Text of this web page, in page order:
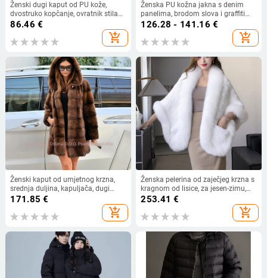
Ženski dugi kaput od PU kože,
dvostruko kopčanje, ovratnik stila
sakoa, poliester tkanina, duljina
86.46 €
add_shopping_cart
Ženska PU kožna jakna s denim
panelima, brodom slova i graffiti
uzorci — gradski stil, jesen 2025,
126.28 - 141.16 €
add_shopping_cart
Ženski kaput od umjetnog krzna,
srednja duljina, kapuljača, dugi
rukavi, elegantan stil
171.85 €
add_shopping_cart
Ženska pelerina od zaječjeg krzna s
kragnom od lisice, za jesen-zimu,
topla i elegantna
253.41 €
add_shopping_cart